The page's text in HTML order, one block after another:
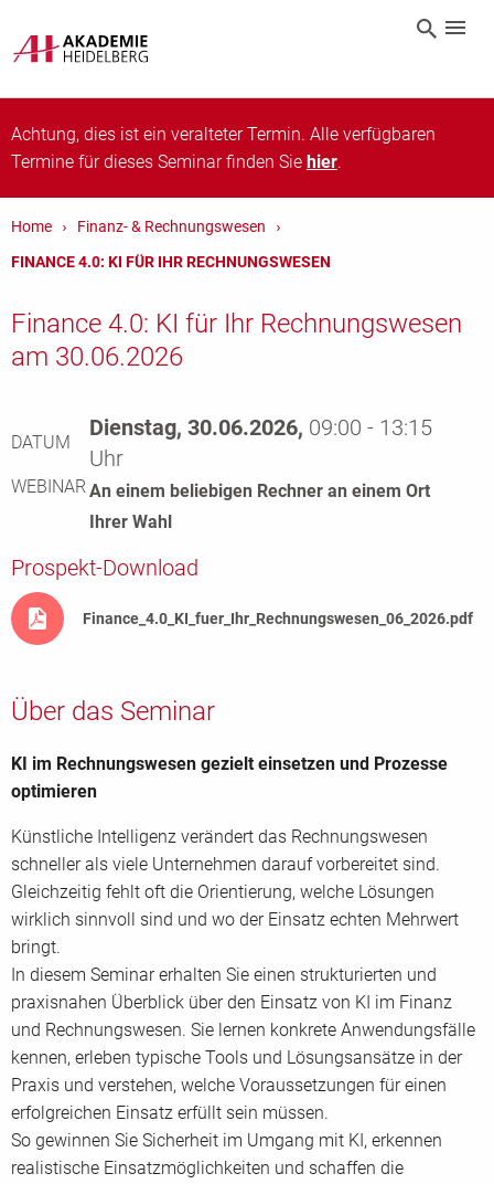
Achtung, dies ist ein veralteter Termin. Alle verfügbaren
Termine für dieses Seminar finden Sie hier.
Home
Finanz- & Rechnungswesen
FINANCE 4.0: KI FÜR IHR RECHNUNGSWESEN
Finance 4.0: KI für Ihr Rechnungswesen
am 30.06.2026
DATUM
Dienstag, 30.06.2026, 09:00 - 13:15
Uhr
WEBINARAn einem beliebigen Rechner an einem Ort
Ihrer Wahl
Prospekt-Download
Finance_4.0_KI_fuer_Ihr_Rechnungswesen_06_2026.pdf
Über das Seminar
KI im Rechnungswesen gezielt einsetzen und Prozesse
optimieren
Künstliche Intelligenz verändert das Rechnungswesen
schneller als viele Unternehmen darauf vorbereitet sind.
Gleichzeitig fehlt oft die Orientierung, welche Lösungen
wirklich sinnvoll sind und wo der Einsatz echten Mehrwert
bringt.
In diesem Seminar erhalten Sie einen strukturierten und
praxisnahen Überblick über den Einsatz von KI im Finanz
und Rechnungswesen. Sie lernen konkrete Anwendungsfälle
kennen, erleben typische Tools und Lösungsansätze in der
Praxis und verstehen, welche Voraussetzungen für einen
erfolgreichen Einsatz erfüllt sein müssen.
So gewinnen Sie Sicherheit im Umgang mit KI, erkennen
realistische Einsatzmöglichkeiten und schaffen die